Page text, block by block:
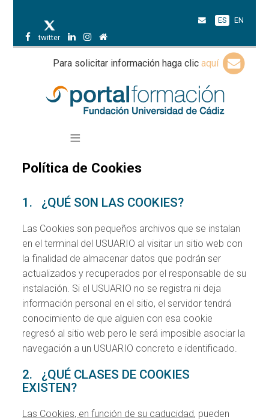
twitter
ES EN
Para solicitar información haga clic aquí
Política de Cookies
1. ¿QUÉ SON LAS COOKIES?
Las Cookies son pequeños archivos que se instalan
en el terminal del USUARIO al visitar un sitio web con
la finalidad de almacenar datos que podrán ser
actualizados y recuperados por el responsable de su
instalación. Si el USUARIO no se registra ni deja
información personal en el sitio, el servidor tendrá
conocimiento de que alguien con esa cookie
regresó al sitio web pero le será imposible asociar la
navegación a un USUARIO concreto e identificado.
2. ¿QUÉ CLASES DE COOKIES
EXISTEN?
Las Cookies, en función de su caducidad, pueden